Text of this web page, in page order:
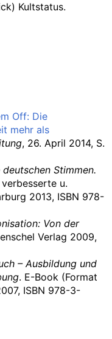
Kultstatus.
Off: Die
mehr als
, 26. April 2014, S.
Stimmen.
u.
2013, ISBN 978-
Von der
Verlag 2009,
– Ausbildung und
. E-Book (Format
ISBN 978-3-